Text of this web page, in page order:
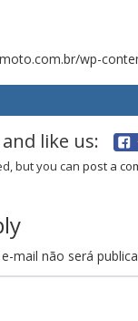
wp-
like us:
but you can post a
mail não será